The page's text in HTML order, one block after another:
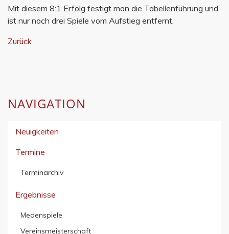
Mit diesem 8:1 Erfolg festigt man die Tabellenführung und
ist nur noch drei Spiele vom Aufstieg entfernt.
Zurück
NAVIGATION
Neuigkeiten
Termine
Terminarchiv
Ergebnisse
Medenspiele
Vereinsmeisterschaft